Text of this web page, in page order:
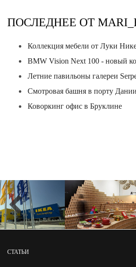
ПОСЛЕДНЕЕ ОТ
Коллекция мебели от Луки
BMW Vision Next 100 - новый
Летние павильоны галереи
Смотровая башня в порту Дании
Коворкинг офис в Бруклине
СТАТЬИ